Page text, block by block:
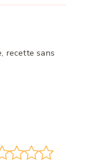
recette sans